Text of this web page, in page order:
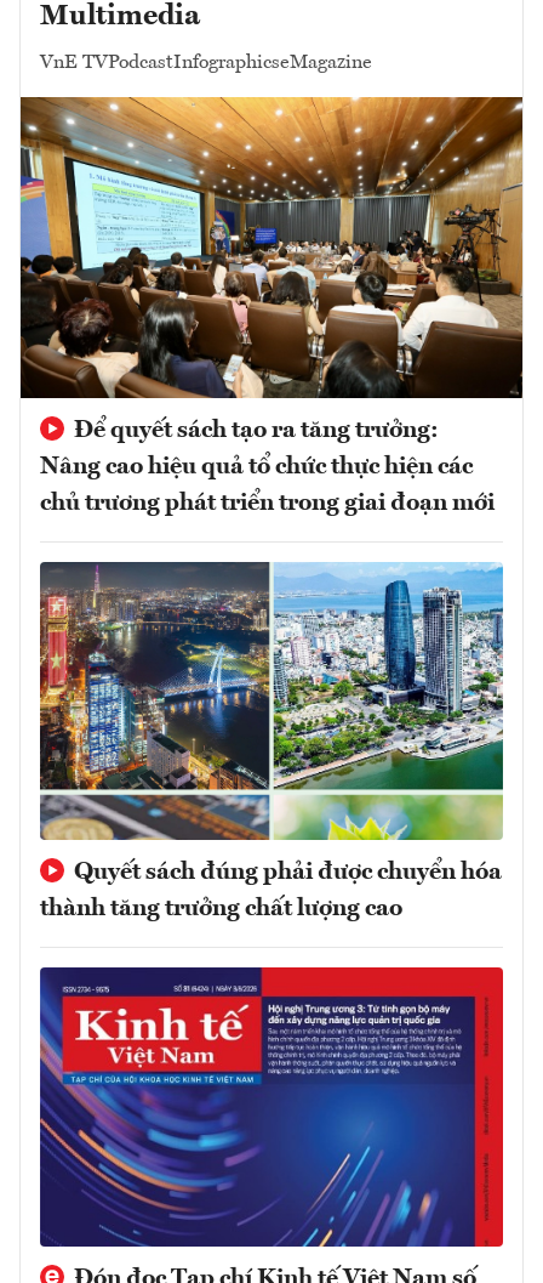
Multimedia
VnE TVPodcastInfographicseMagazine
Để quyết sách tạo ra tăng trưởng:
Nâng cao hiệu quả tổ chức thực hiện các
chủ trương phát triển trong giai đoạn mới
Quyết sách đúng phải được chuyển hóa
thành tăng trưởng chất lượng cao